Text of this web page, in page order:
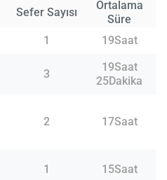
Sefer Sayısı
Ortalama
Süre
1 19Saat
3
19Saat
25Dakika
2 17Saat
1 15Saat